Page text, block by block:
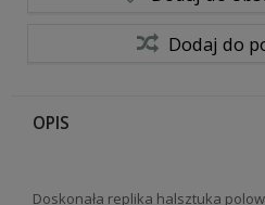
Dodaj do
OPIS
Doskonała replika halsztuka